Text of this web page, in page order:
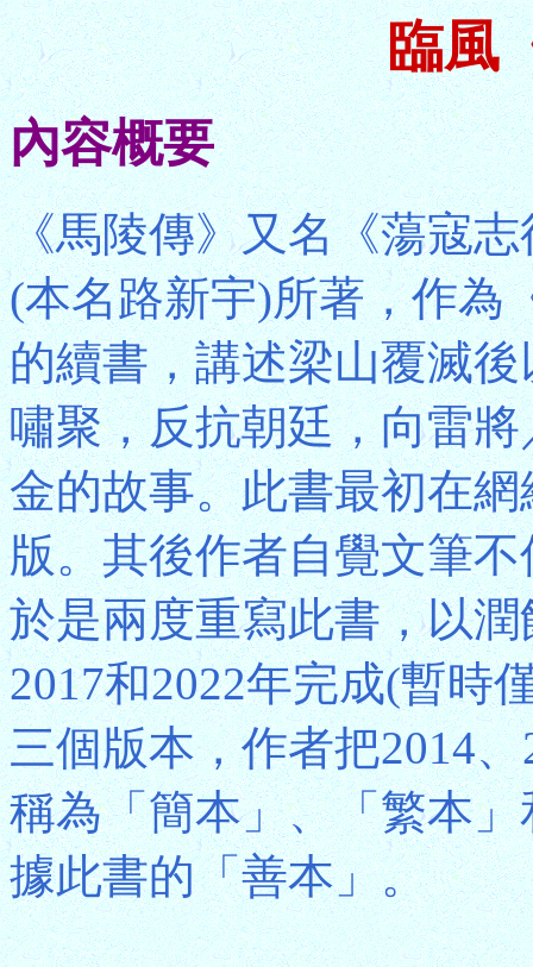
臨風
內容概要
《馬陵傳》又名《蕩寇
(本名路新宇)所著，作為
的續書，講述梁山覆滅
嘯聚，反抗朝廷，向雷
金的故事。此書最初在
版。其後作者自覺文筆
於是兩度重寫此書，以
2017和2022年完成(暫時
三個版本，作者把2014
稱為「簡本」、「繁本
據此書的「善本」。